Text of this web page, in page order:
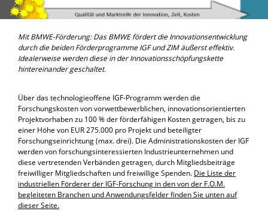
Mit BMWE-Förderung: Das BMWE fördert die Innovationsentwicklung
durch die beiden Förderprogramme IGF und ZIM äußerst effektiv.
Idealerweise werden diese in der Innovationsschöpfungskette
hintereinander geschaltet.
Über das technologieoffene IGF-Programm werden die
Forschungskosten von vorwettbewerblichen, innovationsorientierten
Projektvorhaben zu 100 % der förderfähigen Kosten getragen, bis zu
einer Höhe von EUR 275.000 pro Projekt und beteiligter
Forschungseinrichtung (max. drei). Die Administrationskosten der IGF
werden von forschungsinteressierten Industrieunternehmen und
diese vertretenden Verbänden getragen, durch Mitgliedsbeiträge
freiwilliger Mitgliedschaften und freiwillige Spenden. Die Liste der
industriellen Förderer der IGF-Forschung in den von der F.O.M.
begleiteten Branchen und Anwendungsfelder finden Sie unten auf
dieser Seite.